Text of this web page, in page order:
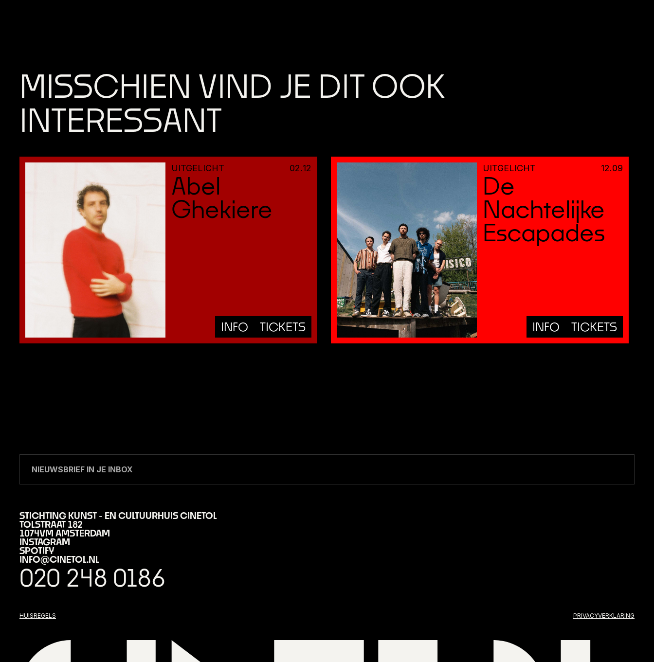
MISSCHIEN VIND JE DIT OOK
INTERESSANT
UITGELICHT 02.12
Abel
Ghekiere
INFO TICKETS
UITGELICHT 12.09
De
Nachtelijke
Escapades
INFO TICKETS
STICHTING KUNST - EN CULTUURHUIS CINETOL
TOLSTRAAT 182
1074VM AMSTERDAM
INSTAGRAM
SPOTIFY
INFO@CINETOL.NL
020 248 0186
HUISREGELS PRIVACYVERKLARING